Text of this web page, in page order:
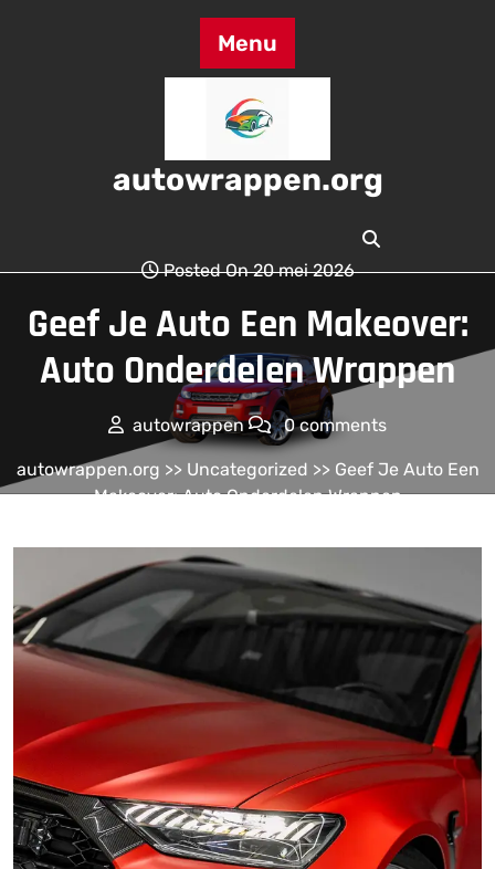
Menu
autowrappen.org
Posted On 20 mei 2026
Geef Je Auto Een Makeover:
Auto Onderdelen Wrappen
autowrappen 0 comments
autowrappen.org >> Uncategorized >> Geef Je Auto Een
Makeover: Auto Onderdelen Wrappen